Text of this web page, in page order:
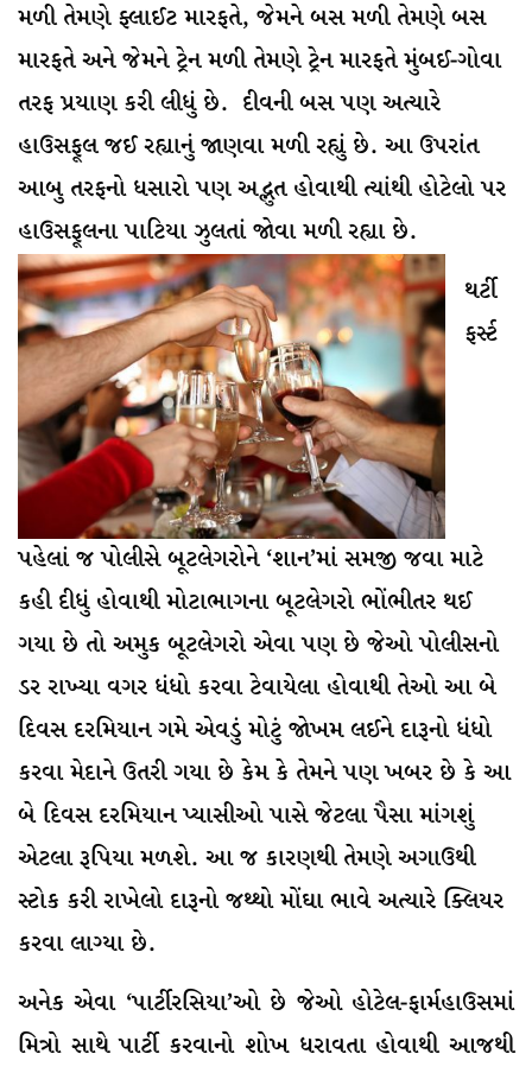
મળી તેમણે ફ્લાઈટ મારફતે, જેમને બસ મળી તેમણે બસ
મારફતે અને જેમને ટ્રેન મળી તેમણે ટ્રેન મારફતે મુંબઈ-ગોવા
તરફ પ્રયાણ કરી લીધું છે. દીવની બસ પણ અત્યારે
હાઉસફૂલ જઈ રહ્યાનું જાણવા મળી રહ્યું છે. આ ઉપરાંત
આબુ તરફનો ધસારો પણ અદ્ભુત હોવાથી ત્યાંથી હોટેલો પર
હાઉસફૂલના પાટિયા ઝુલતાં જોવા મળી રહ્યા છે.
થર્ટી
ફર્સ્ટ
પહેલાં જ પોલીસે બૂટલેગરોને ‘શાન’માં સમજી જવા માટે
કહી દીધું હોવાથી મોટાભાગના બૂટલેગરો ભોંભીતર થઈ
ગયા છે તો અમુક બૂટલેગરો એવા પણ છે જેઓ પોલીસનો
ડર રાખ્યા વગર ધંધો કરવા ટેવાયેલા હોવાથી તેઓ આ બે
દિવસ દરમિયાન ગમે એવડું મોટું જોખમ લઈને દારૂનો ધંધો
કરવા મેદાને ઉતરી ગયા છે કેમ કે તેમને પણ ખબર છે કે આ
બે દિવસ દરમિયાન પ્યાસીઓ પાસે જેટલા પૈસા માંગશું
એટલા રૂપિયા મળશે. આ જ કારણથી તેમણે અગાઉથી
સ્ટોક કરી રાખેલો દારૂનો જથ્થો મોંઘા ભાવે અત્યારે ક્લિયર
કરવા લાગ્યા છે.
અનેક એવા ‘પાર્ટીરસિયા’ઓ છે જેઓ હોટેલ-ફાર્મહાઉસમાં
મિત્રો સાથે પાર્ટી કરવાનો શોખ ધરાવતા હોવાથી આજથી